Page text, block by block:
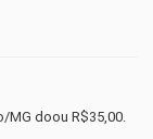
MG doou R$35,00.